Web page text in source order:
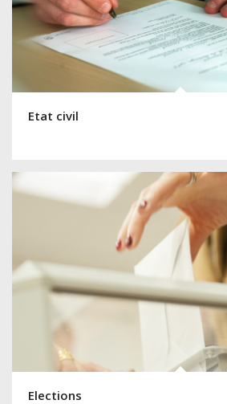
Etat civil
Elections